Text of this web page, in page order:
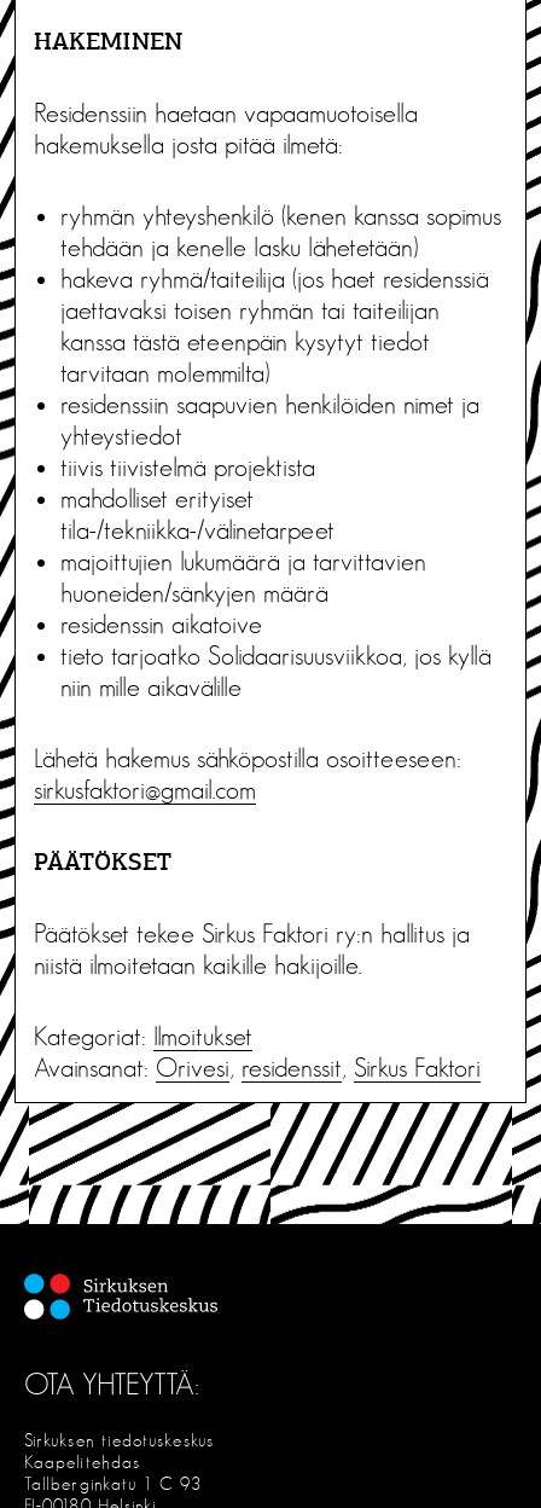
HAKEMINEN
Residenssiin haetaan vapaamuotoisella
hakemuksella josta pitää ilmetä:
ryhmän yhteyshenkilö (kenen kanssa sopimus
tehdään ja kenelle lasku lähetetään)
hakeva ryhmä/taiteilija (jos haet residenssiä
jaettavaksi toisen ryhmän tai taiteilijan
kanssa tästä eteenpäin kysytyt tiedot
tarvitaan molemmilta)
residenssiin saapuvien henkilöiden nimet ja
yhteystiedot
tiivis tiivistelmä projektista
mahdolliset erityiset
tila-/tekniikka-/välinetarpeet
majoittujien lukumäärä ja tarvittavien
huoneiden/sänkyjen määrä
residenssin aikatoive
tieto tarjoatko Solidaarisuusviikkoa, jos kyllä
niin mille aikavälille
Lähetä hakemus sähköpostilla osoitteeseen:
sirkusfaktori@gmail.com
PÄÄTÖKSET
Päätökset tekee Sirkus Faktori ry:n hallitus ja
niistä ilmoitetaan kaikille hakijoille.
Kategoriat: Ilmoitukset
Avainsanat: Orivesi, residenssit, Sirkus Faktori
OTA YHTEYTTÄ:
Sirkuksen tiedotuskeskus
Kaapelitehdas
Tallberginkatu 1 C 93